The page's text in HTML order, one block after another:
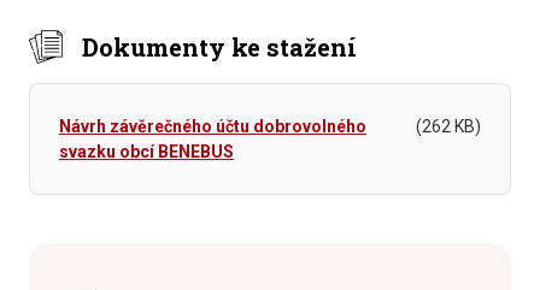
Dokumenty ke stažení
Návrh závěrečného účtu dobrovolného
svazku obcí BENEBUS
(262 KB)